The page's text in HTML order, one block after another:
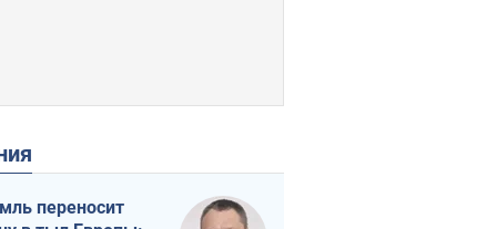
переносит